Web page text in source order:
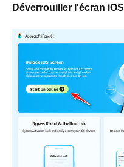
Déverrouiller l'écran iOS